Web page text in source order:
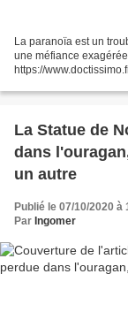
La paranoïa est un
une méfiance
https://
La Statue de
dans
un autre
Publié le 07/10/2020 à
Par Ingomer